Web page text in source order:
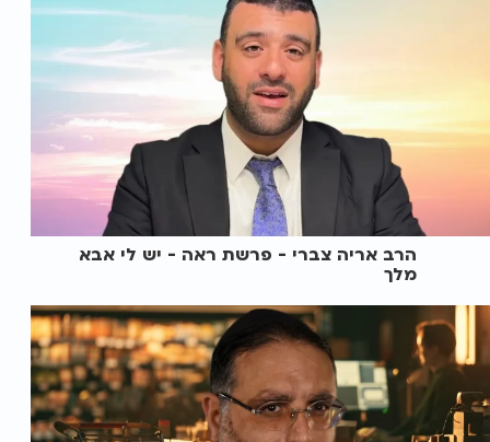
הרב אריה צברי - פרשת ראה - יש לי אבא
מלך